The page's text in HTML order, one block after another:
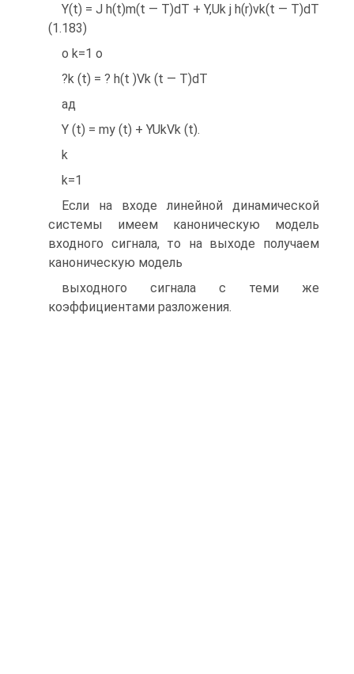
Y(t) = J h(t)m(t — T)dT + Y,Uk j h(r)vk(t — T)dT
(1.183)
о k=1 о
?k (t) = ? h(t )Vk (t — T)dT
ад
Y (t) = my (t) + YUkVk (t).
k
k=1
Если на входе линейной динамической
системы имеем каноническую модель
входного сигнала, то на выходе получаем
каноническую модель
выходного сигнала с теми же
коэффициентами разложения.